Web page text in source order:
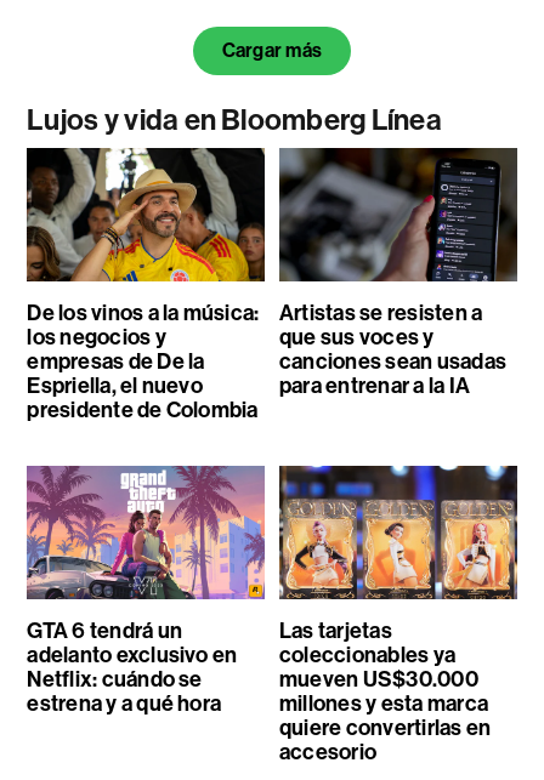
Cargar más
Lujos y vida en Bloomberg Línea
De los vinos a la música:
los negocios y
empresas de De la
Espriella, el nuevo
presidente de Colombia
Artistas se resisten a
que sus voces y
canciones sean usadas
para entrenar a la IA
GTA 6 tendrá un
adelanto exclusivo en
Netflix: cuándo se
estrena y a qué hora
Las tarjetas
coleccionables ya
mueven US$30.000
millones y esta marca
quiere convertirlas en
accesorio